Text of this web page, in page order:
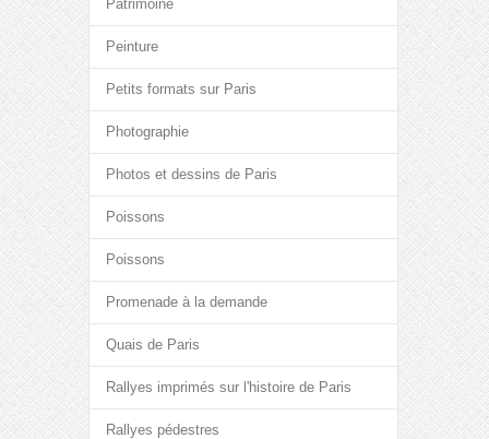
Patrimoine
Peinture
Petits formats sur Paris
Photographie
Photos et dessins de Paris
Poissons
Poissons
Promenade à la demande
Quais de Paris
Rallyes imprimés sur l'histoire de Paris
Rallyes pédestres